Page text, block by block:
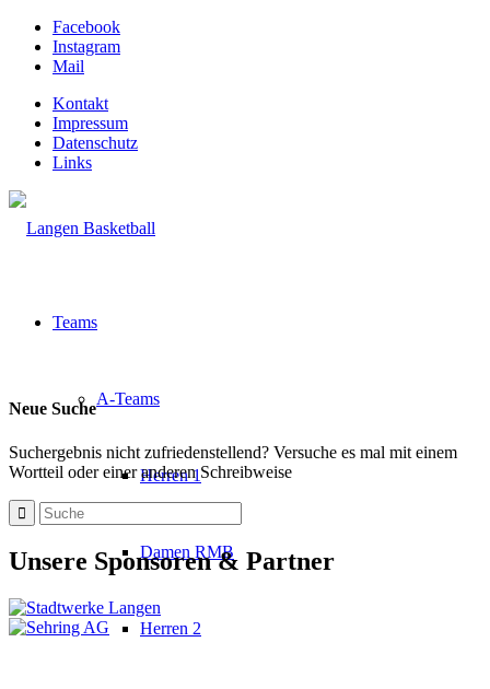
Facebook
Instagram
Mail
Kontakt
Impressum
Datenschutz
Links
Teams
A-Teams
Herren 1
Damen RMB
Herren 2
Neue Suche
Suchergebnis nicht zufriedenstellend? Versuche es mal mit einem
Wortteil oder einer anderen Schreibweise
Unsere Sponsoren & Partner